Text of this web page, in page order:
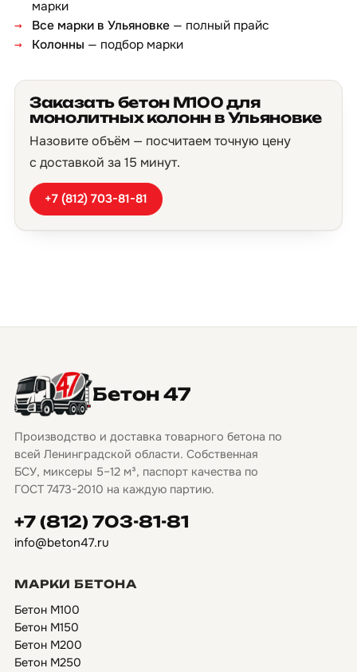
марки
Все марки в Ульяновке — полный прайс
Колонны — подбор марки
Заказать бетон М100 для
монолитных колонн в Ульяновке
Назовите объём — посчитаем точную цену
с доставкой за 15 минут.
+7 (812) 703-81-81
Бетон 47
Производство и доставка товарного бетона по
всей Ленинградской области. Собственная
БСУ, миксеры 5–12 м³, паспорт качества по
ГОСТ 7473-2010 на каждую партию.
+7 (812) 703-81-81
info@beton47.ru
МАРКИ БЕТОНА
Бетон М100
Бетон М150
Бетон М200
Бетон М250